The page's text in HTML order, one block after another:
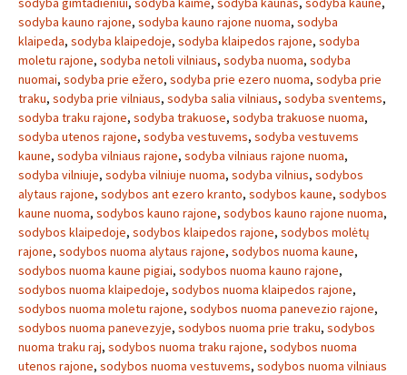
sodyba kauno rajone, sodyba kauno rajone nuoma, sodyba
klaipeda, sodyba klaipedoje, sodyba klaipedos rajone, sodyba
moletu rajone, sodyba netoli vilniaus, sodyba nuoma, sodyba
nuomai, sodyba prie ežero, sodyba prie ezero nuoma, sodyba prie
traku, sodyba prie vilniaus, sodyba salia vilniaus, sodyba sventems,
sodyba traku rajone, sodyba trakuose, sodyba trakuose nuoma,
sodyba utenos rajone, sodyba vestuvems, sodyba vestuvems
kaune, sodyba vilniaus rajone, sodyba vilniaus rajone nuoma,
sodyba vilniuje, sodyba vilniuje nuoma, sodyba vilnius, sodybos
alytaus rajone, sodybos ant ezero kranto, sodybos kaune, sodybos
kaune nuoma, sodybos kauno rajone, sodybos kauno rajone nuoma,
sodybos klaipedoje, sodybos klaipedos rajone, sodybos molėtų
rajone, sodybos nuoma alytaus rajone, sodybos nuoma kaune,
sodybos nuoma kaune pigiai, sodybos nuoma kauno rajone,
sodybos nuoma klaipedoje, sodybos nuoma klaipedos rajone,
sodybos nuoma moletu rajone, sodybos nuoma panevezio rajone,
sodybos nuoma panevezyje, sodybos nuoma prie traku, sodybos
nuoma traku raj, sodybos nuoma traku rajone, sodybos nuoma
utenos rajone, sodybos nuoma vestuvems, sodybos nuoma vilniaus